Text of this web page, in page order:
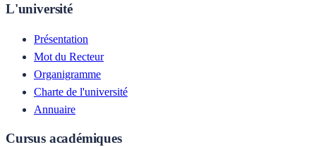
L'université
Présentation
Mot du Recteur
Organigramme
Charte de l'université
Annuaire
Cursus académiques